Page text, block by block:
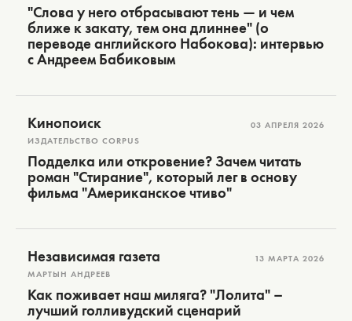
"Слова у него отбрасывают тень — и чем
ближе к закату, тем она длиннее" (о
переводе английского Набокова): интервью
с Андреем Бабиковым
Кинопоиск
ИЗДАТЕЛЬСТВО CORPUS
03 АПРЕЛЯ 2026
Подделка или откровение? Зачем читать
роман "Стирание", который лег в основу
фильма "Американское чтиво"
Независимая газета
МАРТЫН АНДРЕЕВ
13 МАРТА 2026
Как поживает наш миляга? "Лолита" –
лучший голливудский сценарий